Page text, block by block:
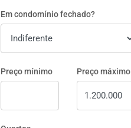
Em condomínio fechado?
Preço mínimo Preço máximo